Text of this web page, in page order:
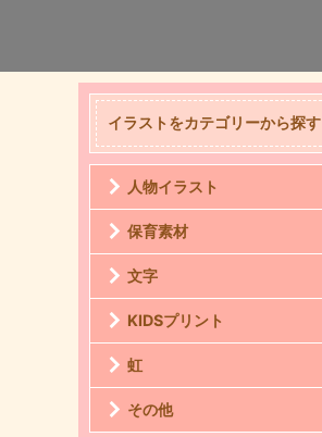
イラストをカテゴリーから探す
人物イラスト
保育素材
文字
KIDSプリント
虹
その他